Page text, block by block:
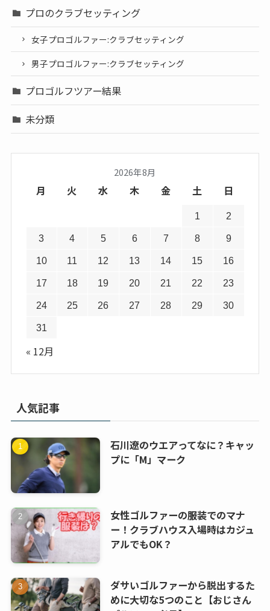
プロのクラブセッティング
女子プロゴルファー:クラブセッティング
男子プロゴルファー:クラブセッティング
プロゴルフツアー結果
未分類
2026年8月
月 火 水 木 金 土 日
1 2
3 4 5 6 7 8 9
10 11 12 13 14 15 16
17 18 19 20 21 22 23
24 25 26 27 28 29 30
31
« 12月
人気記事
石川遼のウエアってなに？キャッ
プに「M」マーク
女性ゴルファーの服装でのマナ
ー！クラブハウス入場時はカジュ
アルでもOK？
ダサいゴルファーから脱出するた
めに大切な5つのこと【おじさん